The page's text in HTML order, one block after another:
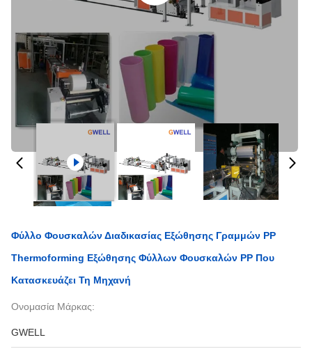
Φύλλο Φουσκαλών Διαδικασίας Εξώθησης Γραμμών PP
Thermoforming Εξώθησης Φύλλων Φουσκαλών PP Που
Κατασκευάζει Τη Μηχανή
Ονομασία Μάρκας:
GWELL